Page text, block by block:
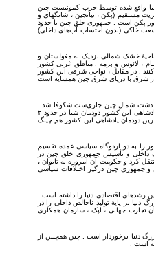
در شرق قاره آسیا واقع شده توسط حزب کمونیست چین
. این حزب بر ۲۲ استان ، ۵ منطقهٔ خودمختار ، ۴ شهر با مدیریت مستقیم (پکن ، تیانجین ، شانگهای و
کشور پکن است . جمهوری خلق چین با حدود
وسعت خاکی (بدون احتساب آب‌های داخلی)
خشک شمالی نزدیک به مغولستان و
، لائوس و برمه . مناطق غربی کشور
. در مقابل ، نواحی شرقی این کشور
جنوب چین و در شرق با دریای شرق چین همسایه است
دشت شمال چین جاری‌ست شکوفا شد .
نظام سیاسی چین بیش از ۶ هزار سال مبتنی بر سلطنت مطلقهٔ موروثی بود . نخستین دودمان پادشاهی این کشور دودمان شیا در حدود ۲
که چین را متحد کرد دودمان چه‌این در ۲۲۱ پ.م بود . آخرین دودمان پادشاهی این کشور هم چینگ
را به دو اردوگاه سیاسی عمده تقسیم
با پیروزی کمونیست‌ها در جنگ داخلی و تأسیس جمهوری خلق چین در
کرد و حکومت آن امروزه به تایوان ،
جمهوری چین درگیر اختلافات سیاسی
رشدهای اقتصادی دنیا را داشته است .
بر پایهٔ تولید ناخالص داخلی را در
تجارت جهانی ، اپک ، سازمان همکاری
دنیا برخوردار است . چین همچنین از
‌است .